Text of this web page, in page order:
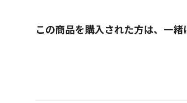
この商品を購入された方は、一緒